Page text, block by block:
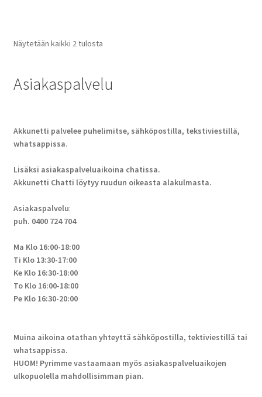
Näytetään kaikki 2 tulosta
Asiakaspalvelu
Akkunetti palvelee puhelimitse, sähköpostilla, tekstiviestillä,
whatsappissa.
Lisäksi asiakaspalveluaikoina chatissa.
Akkunetti Chatti löytyy ruudun oikeasta alakulmasta.
Asiakaspalvelu:
puh. 0400 724 704
Ma Klo 16:00-18:00
Ti Klo 13:30-17:00
Ke Klo 16:30-18:00
To Klo 16:00-18:00
Pe Klo 16:30-20:00
Muina aikoina otathan yhteyttä sähköpostilla, tektiviestillä tai
whatsappissa.
HUOM! Pyrimme vastaamaan myös asiakaspalveluaikojen
ulkopuolella mahdollisimman pian.